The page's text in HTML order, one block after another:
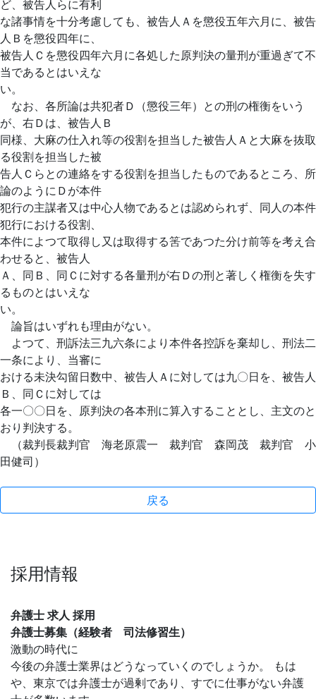
ど、被告人らに有利
な諸事情を十分考慮しても、被告人Ａを懲役五年六月に、被告
人Ｂを懲役四年に、
被告人Ｃを懲役四年六月に各処した原判決の量刑が重過ぎて不
当であるとはいえな
い。
なお、各所論は共犯者Ｄ（懲役三年）との刑の権衡をいう
が、右Ｄは、被告人Ｂ
同様、大麻の仕入れ等の役割を担当した被告人Ａと大麻を抜取
る役割を担当した被
告人Ｃらとの連絡をする役割を担当したものであるところ、所
論のようにＤが本件
犯行の主謀者又は中心人物であるとは認められず、同人の本件
犯行における役割、
本件によつて取得し又は取得する筈であつた分け前等を考え合
わせると、被告人
Ａ、同Ｂ、同Ｃに対する各量刑が右Ｄの刑と著しく権衡を失す
るものとはいえな
い。
論旨はいずれも理由がない。
よつて、刑訴法三九六条により本件各控訴を棄却し、刑法二
一条により、当審に
おける未決勾留日数中、被告人Ａに対しては九〇日を、被告人
Ｂ、同Ｃに対しては
各一〇〇日を、原判決の各本刑に算入することとし、主文のと
おり判決する。
（裁判長裁判官 海老原震一 裁判官 森岡茂 裁判官 小
田健司）
戻る
採用情報
弁護士 求人 採用
弁護士募集（経験者 司法修習生）
激動の時代に
今後の弁護士業界はどうなっていくのでしょうか。 もは
や、東京では弁護士が過剰であり、すでに仕事がない弁護